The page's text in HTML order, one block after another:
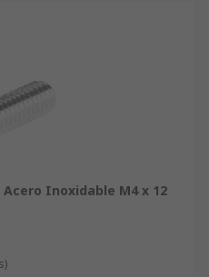
Acero Inoxidable M4 x 12